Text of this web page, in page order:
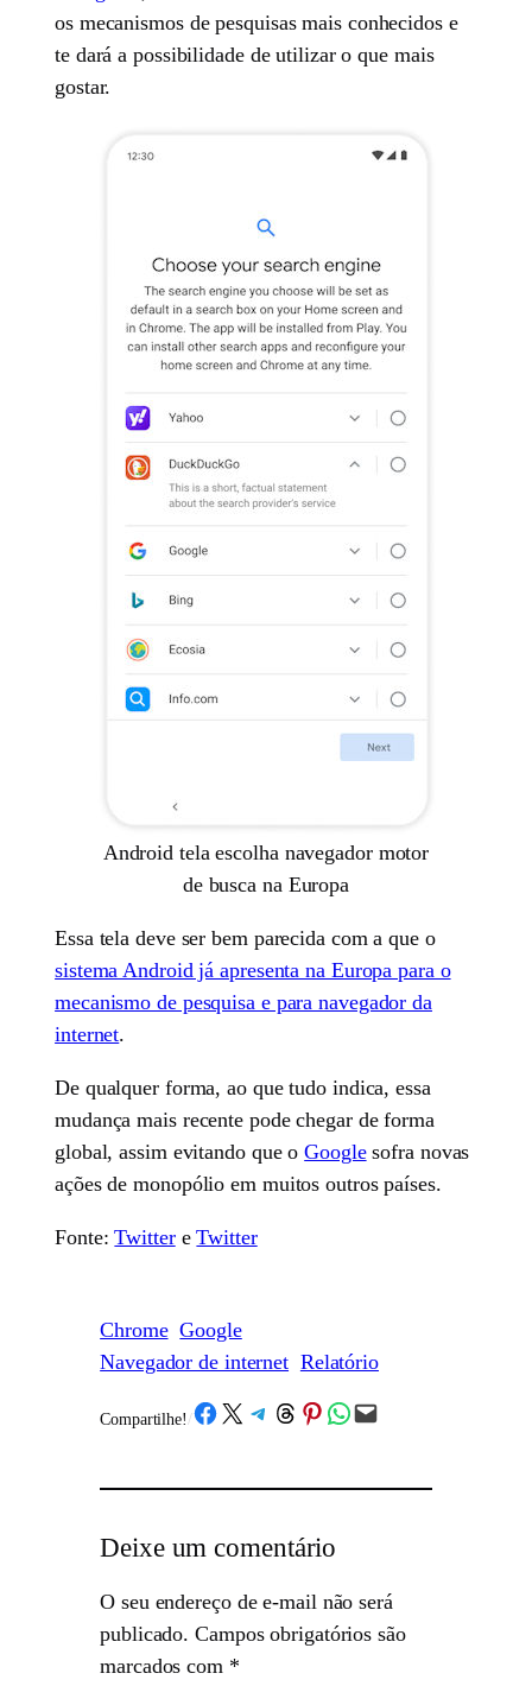
os mecanismos de pesquisas mais conhecidos e
te dará a possibilidade de utilizar o que mais
gostar.
Android tela escolha navegador motor
de busca na Europa
Essa tela deve ser bem parecida com a que o
sistema Android já apresenta na Europa para o
mecanismo de pesquisa e para navegador da
internet.
De qualquer forma, ao que tudo indica, essa
mudança mais recente pode chegar de forma
global, assim evitando que oGooglesofra novas
ações de monopólio em muitos outros países.
Fonte:TwittereTwitter
Chrome Google
Navegador de internet Relatório
Compartilhe! /Share on Facebook
Share on X Share on Telegram
Share on Threads
Share on Pinterest
Share on WhatsApp
Email this Page
Deixe um comentário
O seu endereço de e-mail não será
publicado. Campos obrigatórios são
marcados com *